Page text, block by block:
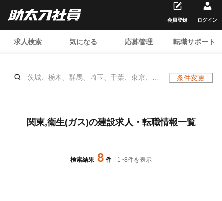
求人検索 気になる 応募管理 転職サポート
会員登録 ログイン
茨城、栃木、群馬、埼玉、千葉、東京、神
条件変更
関東,衛生(ガス)の建設求人・転職情報一覧
検索結果 8 件 1~8件を表示